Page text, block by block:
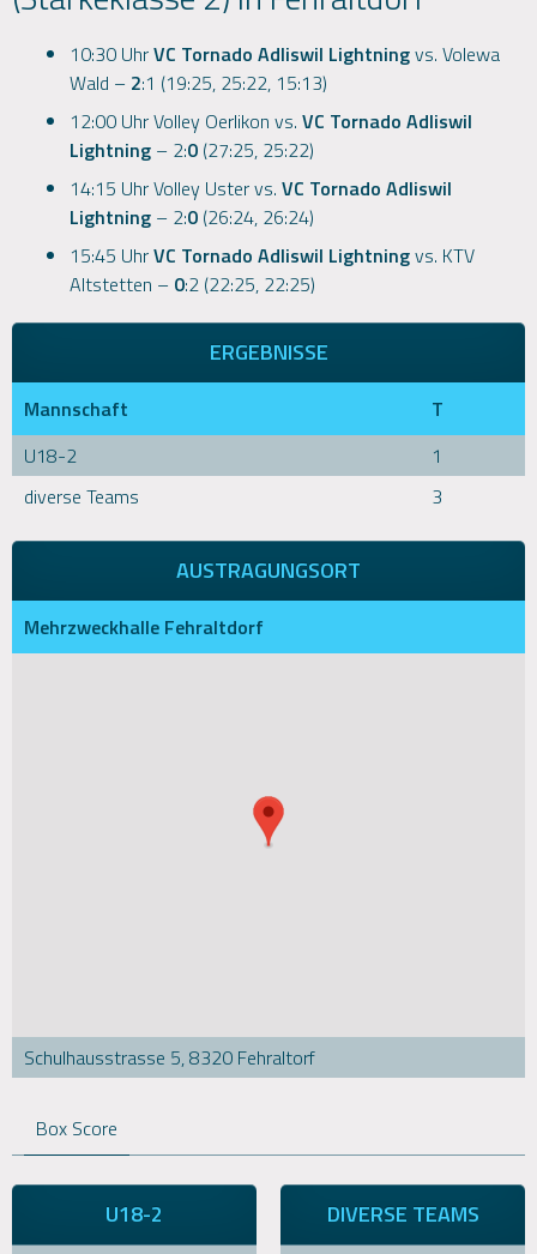
10:30 UhrVC Tornado Adliswil Lightningvs. Volewa
Wald – 2:1 (19:25, 25:22, 15:13)
12:00 Uhr Volley Oerlikon vs. VC Tornado Adliswil
Lightning – 2:0 (27:25, 25:22)
14:15 Uhr Volley Uster vs. VC Tornado Adliswil
Lightning – 2:0 (26:24, 26:24)
15:45 UhrVC Tornado Adliswil Lightningvs. KTV
Altstetten – 0:2 (22:25, 22:25)
ERGEBNISSE
Mannschaft
T
U18-2
1
diverse Teams
3
AUSTRAGUNGSORT
Mehrzweckhalle Fehraltdorf
Schulhausstrasse 5, 8320 Fehraltorf
Box Score
U18-2 DIVERSE TEAMS